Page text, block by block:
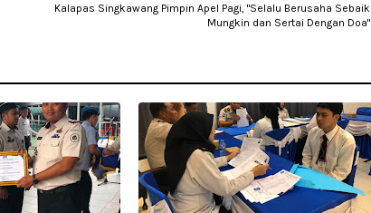
Kalapas Singkawang Pimpin Apel Pagi, "Selalu Berusaha Sebaik
Mungkin dan Sertai Dengan Doa"